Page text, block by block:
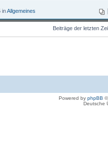
inAllgemeines
Beiträge der letzten
Powered by phpBB
Deutsche